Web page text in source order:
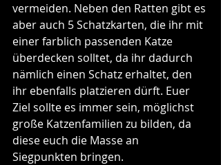
vermeiden. Neben den Ratten gibt es
aber auch 5 Schatzkarten, die ihr mit
einer farblich passenden Katze
überdecken solltet, da ihr dadurch
nämlich einen Schatz erhaltet, den
ihr ebenfalls platzieren dürft. Euer
Ziel sollte es immer sein, möglichst
große Katzenfamilien zu bilden, da
diese euch die Masse an
Siegpunkten bringen.